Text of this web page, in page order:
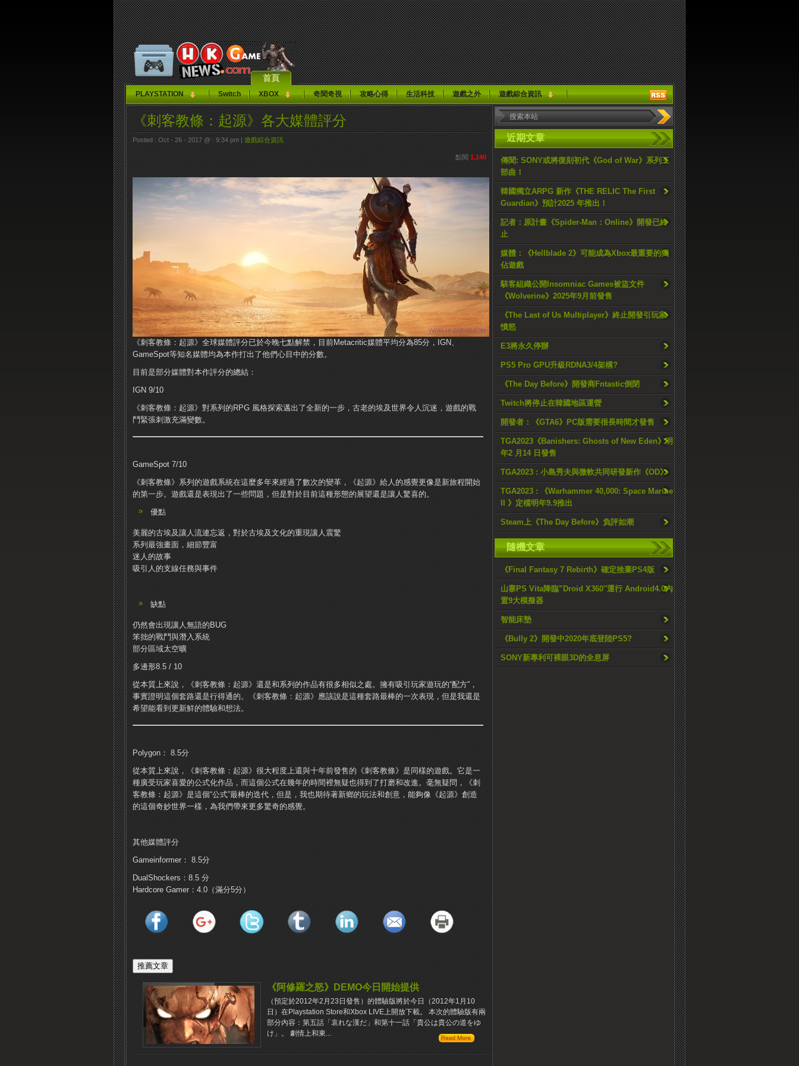
首頁
PLAYSTATION Switch XBOX 奇聞奇視 攻略心得 生活科技 遊戲之外 遊戲綜合資訊
近期文章
傳聞: SONY或將復刻初代《God of War》系列三
部曲！
韓國獨立ARPG 新作《THE RELIC The First
Guardian》預計2025 年推出！
記者：原計畫《Spider-Man：Online》開發已終
止
媒體：《Hellblade 2》可能成為Xbox最重要的獨
佔遊戲
駭客組織公開Insomniac Games被盜文件
《Wolverine》2025年9月前發售
《The Last of Us Multiplayer》終止開發引玩家
憤怒
E3將永久停辦
PS5 Pro GPU升級RDNA3/4架構?
《The Day Before》開發商Fntastic倒閉
Twitch將停止在韓國地區運營
開發者：《GTA6》PC版需要很長時間才發售
TGA2023《Banishers: Ghosts of New Eden》明
年2 月14 日發售
TGA2023 : 小島秀夫與微軟共同研發新作《OD》
TGA2023 : 《Warhammer 40,000: Space Marine
II 》定檔明年9.9推出
Steam上《The Day Before》負評如潮
隨機文章
《Final Fantasy 7 Rebirth》確定捨棄PS4版
山寨PS Vita降臨”Droid X360″運行 Android4.0內
置9大模擬器
智能床墊
《Bully 2》開發中2020年底登陸PS5?
SONY新專利可裸眼3D的全息屏
《刺客教條：起源》各大媒體評分
Posted : Oct - 26 - 2017 @ : 9:34 pm | 遊戲綜合資訊
點閱 1,140
《刺客教條：起源》全球媒體評分已於今晚七點解禁，目前Metacritic媒體平均分為85分，IGN、
GameSpot等知名媒體均為本作打出了他們心目中的分數。
目前是部分媒體對本作評分的總結：
IGN 9/10
《刺客教條：起源》對系列的RPG 風格探索邁出了全新的一步，古老的埃及世界令人沉迷，遊戲的戰
鬥緊張刺激充滿變數。
GameSpot 7/10
《刺客教條》系列的遊戲系統在這麼多年來經過了數次的變革，《起源》給人的感覺更像是新旅程開始
的第一步。遊戲還是表現出了一些問題，但是對於目前這種形態的展望還是讓人驚喜的。
優點
美麗的古埃及讓人流連忘返，對於古埃及文化的重現讓人震驚
系列最強畫面，細節豐富
迷人的故事
吸引人的支線任務與事件
缺點
仍然會出現讓人無語的BUG
笨拙的戰鬥與潛入系統
部分區域太空曠
多邊形8.5 / 10
從本質上來說，《刺客教條：起源》還是和系列的作品有很多相似之處。擁有吸引玩家遊玩的“配方”，
事實證明這個套路還是行得通的。《刺客教條：起源》應該說是這種套路最棒的一次表現，但是我還是
希望能看到更新鮮的體驗和想法。
Polygon： 8.5分
從本質上來說，《刺客教條：起源》很大程度上還與十年前發售的《刺客教條》是同樣的遊戲。它是一
種廣受玩家喜愛的公式化作品，而這個公式在幾年的時間裡無疑也得到了打磨和改進。毫無疑問，《刺
客教條：起源》是這個“公式”最棒的迭代，但是，我也期待著新鄉的玩法和創意，能夠像《起源》創造
的這個奇妙世界一樣，為我們帶來更多驚奇的感覺。
其他媒體評分
Gameinformer： 8.5分
DualShockers：8.5 分
Hardcore Gamer：4.0（滿分5分）
《阿修羅之怒》DEMO今日開始提供
（預定於2012年2月23日發售）的體驗版將於今日（2012年1月10
日）在Playstation Store和Xbox LIVE上開放下載。 本次的體驗版有兩
部分內容：第五話「哀れな漢だ」和第十一話「貴公は貴公の道をゆ
け」。 劇情上和東...